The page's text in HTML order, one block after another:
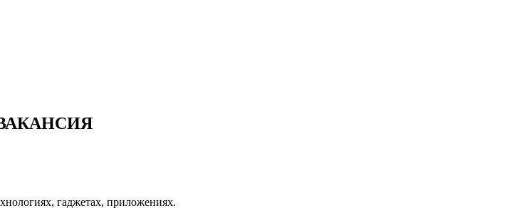
гаджетах, приложениях.